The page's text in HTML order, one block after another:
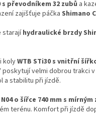
s převodníkem 32 zubů a
zajišťuje páčka Shimano
starajíhydraulické brzdy
kolyWTB STi30 s vnitřní
poskytují velmi dobrou trakci
a stabilitu při jízdě.
o šířce 740 mm s mírným
terénu. Komfort při jízdě